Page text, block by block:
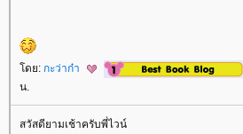
ดย: กะว่าก๋า
น.
สวัสดียามเช้าครับพี่ไวน์